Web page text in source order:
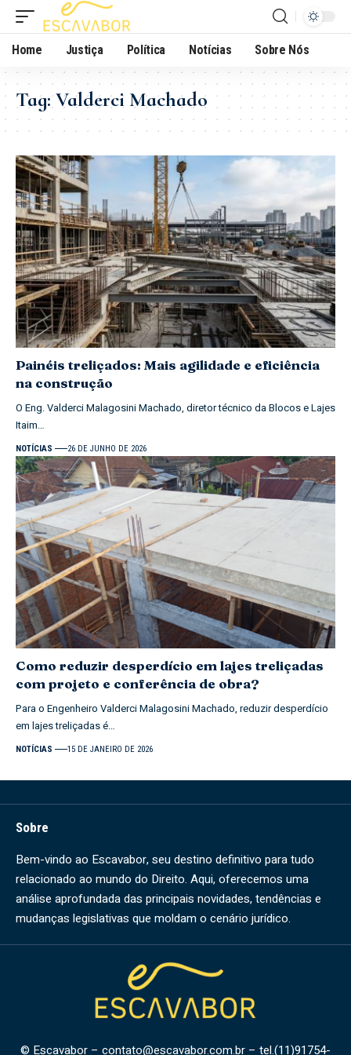
Home Justiça Política Notícias Sobre Nós
Tag:Valderci Machado
Painéis treliçados: Mais agilidade e eficiência
na construção
O Eng. Valderci Malagosini Machado, diretor técnico da Blocos e Lajes
Itaim…
NOTÍCIAS 26 DE JUNHO DE 2026
Como reduzir desperdício em lajes treliçadas
com projeto e conferência de obra?
Para o Engenheiro Valderci Malagosini Machado, reduzir desperdício
em lajes treliçadas é…
NOTÍCIAS 15 DE JANEIRO DE 2026
Sobre
Bem-vindo ao Escavabor, seu destino definitivo para tudo
relacionado ao mundo do Direito. Aqui, oferecemos uma
análise aprofundada das principais novidades, tendências e
mudanças legislativas que moldam o cenário jurídico.
© Escavabor – contato@escavabor.com.br – tel.(11)91754-